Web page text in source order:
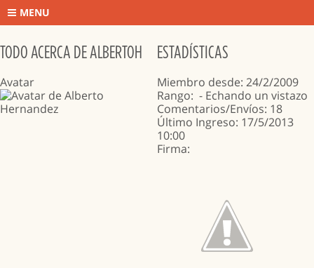
MENU
TODO ACERCA DE ALBERTOH
Avatar
ESTADÍSTICAS
Miembro desde: 24/2/2009
Rango: - Echando un vistazo
Comentarios/Envíos: 18
Último Ingreso: 17/5/2013
10:00
Firma: